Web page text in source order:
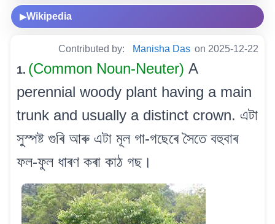
▶Wikipedia
Contributed by: Manisha Das on 2025-12-22
1. (Common Noun-Neuter) A
perennial woody plant having a main
trunk and usually a distinct crown. এটা
সুস্পষ্ট গুৰি আৰু এটা মূল গা-গছেৰে সৈতে বহুবাৰ
ফল-ফুল ধাৰণ কৰা কাঠ গছ।